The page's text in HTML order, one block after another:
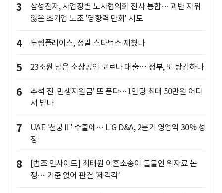
3
삼성전자, 사업장별 노사협의회 전사 통합… 과반 지위
잃은 초기업 노조 '영향력 만회' 시도
4 투썸플레이스, 정말 스타벅스 제쳤나
5 23조원 남은 소상공인 코로나 대출… 정부, 또 탕감하나
6
추석 전 '민생지원금' 또 푼다…1인당 최대 50만원 어디
서 받나
7
UAE '천궁Ⅱ' 수출에… LIG D&A, 2분기 영업익 30% 성
장
8
[법조 인사이드] 최태원 이혼소송이 불붙인 위자료 논
쟁… 기준 없어 판결 '제각각'